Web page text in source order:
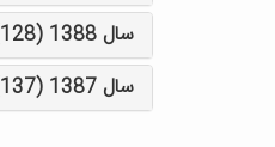
سال 1388 (128)
سال 1387 (137)